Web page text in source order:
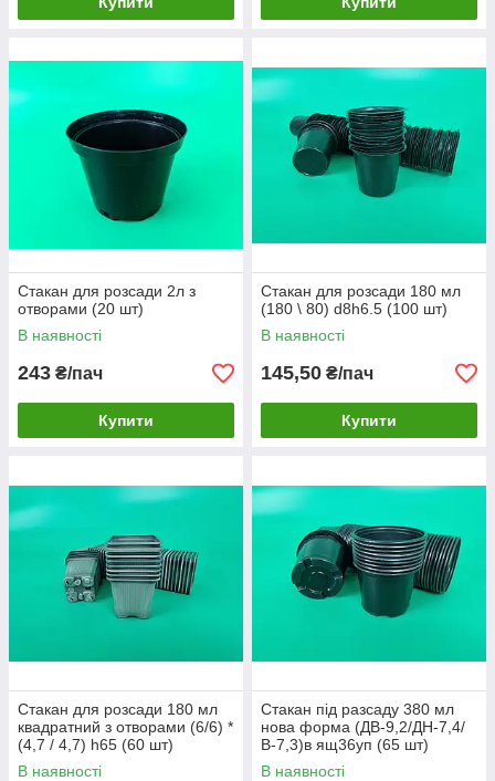
Стакан для розсади 2л з
отворами (20 шт)
В наявності
243 ₴/пач
Купити
Стакан для розсади 180 мл
(180 \ 80) d8h6.5 (100 шт)
В наявності
145,50 ₴/пач
Купити
Стакан для розсади 180 мл
квадратний з отворами (6/6) *
(4,7 / 4,7) h65 (60 шт)
В наявності
Стакан під разсаду 380 мл
нова форма (ДВ-9,2/ДН-7,4/
В-7,3)в ящ36уп (65 шт)
В наявності